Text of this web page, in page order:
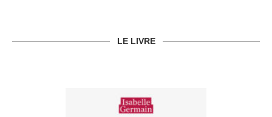
LE LIVRE